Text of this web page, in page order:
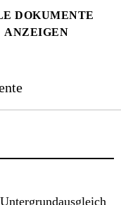
DOKUMENTE
ANZEIGEN